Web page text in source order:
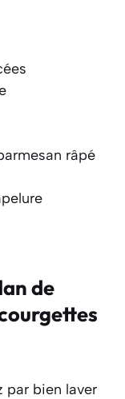
râpé
de
par bien laver